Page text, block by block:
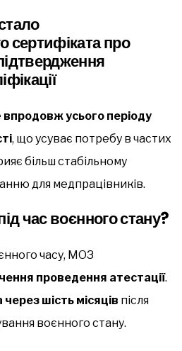
сертифіката про
впродовж усього періоду
, що усуває потребу в частих
більш стабільному
для медпрацівників.
час воєнного стану?
часу, МОЗ
проведення атестації.
шість місяців після
воєнного стану.